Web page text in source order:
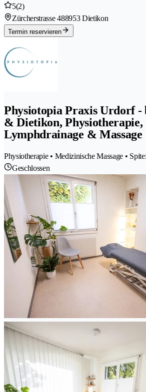
5(2)
Zürcherstrasse 488953 Dietikon
Termin reservieren
Physiotopia Praxis Urdorf -
& Dietikon, Physiotherapie,
Lymphdrainage & Massage
Physiotherapie • Medizinische Massage •
Geschlossen